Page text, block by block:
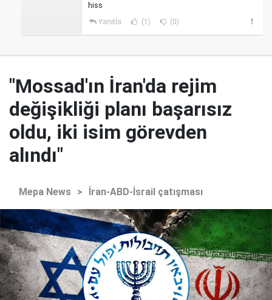
hiss
Yanıtla (1) (0)
"Mossad'ın İran'da rejim
değişikliği planı başarısız
oldu, iki isim görevden
alındı"
Mepa News > İran-ABD-İsrail çatışması